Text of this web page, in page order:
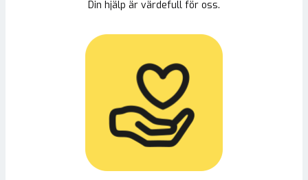
Din hjälp är värdefull för oss.